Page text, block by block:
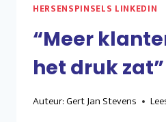
HERSENSPINSELS LINKEDIN
“Meer
het druk zat”
Auteur:Gert Jan Stevens